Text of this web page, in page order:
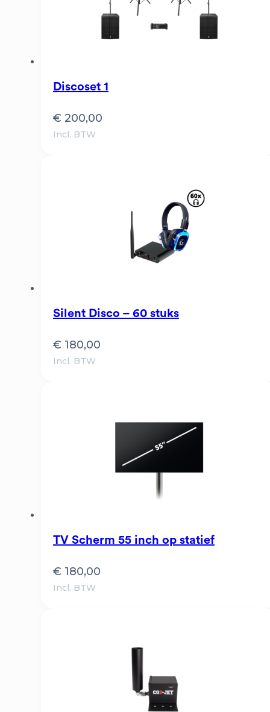
Discoset 1
€ 200,00
Incl. BTW
Silent Disco – 60 stuks
€ 180,00
Incl. BTW
TV Scherm 55 inch op statief
€ 180,00
Incl. BTW